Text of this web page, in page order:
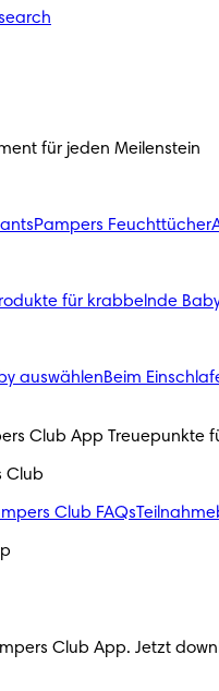
für jeden Meilenstein
Pampers Feuchttücher
für krabbelnde
auswählenBeim
Club App Treuepunkte
Club
Club FAQs
Club App. Jetzt